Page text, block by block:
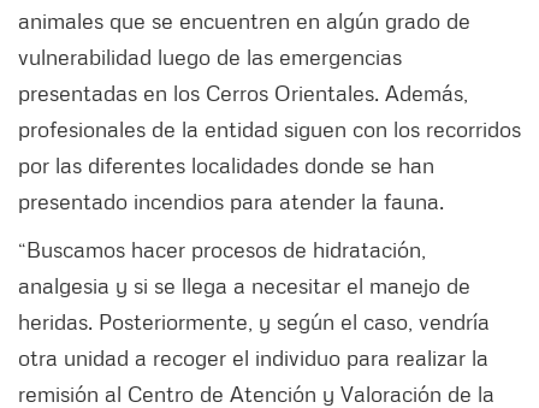
animales que se encuentren en algún grado de
vulnerabilidad luego de las emergencias
presentadas en los Cerros Orientales. Además,
profesionales de la entidad siguen con los recorridos
por las diferentes localidades donde se han
presentado incendios para atender la fauna.
“Buscamos hacer procesos de hidratación,
analgesia y si se llega a necesitar el manejo de
heridas. Posteriormente, y según el caso, vendría
otra unidad a recoger el individuo para realizar la
remisión al Centro de Atención y Valoración de la